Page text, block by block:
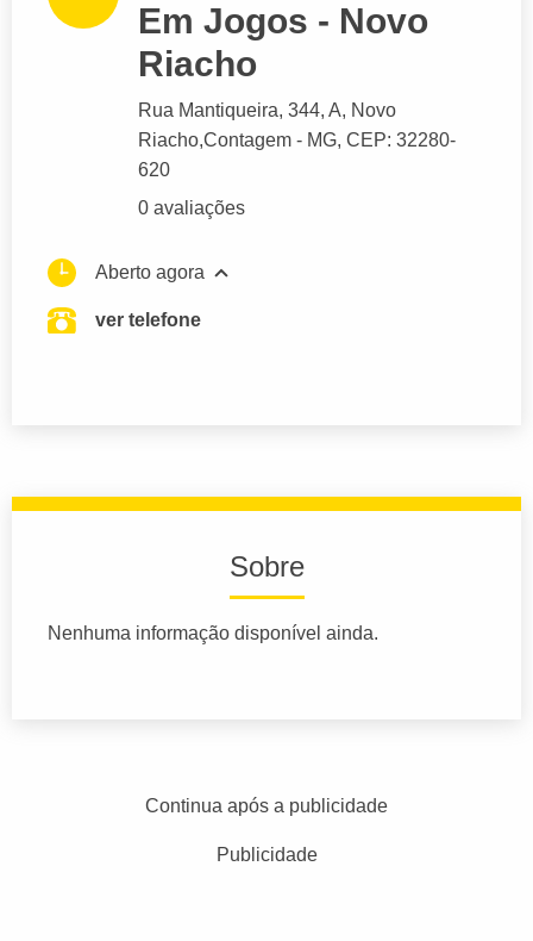
Em Jogos - Novo
Riacho
Rua Mantiqueira, 344, A, Novo
Riacho,Contagem - MG, CEP: 32280-
620
0 avaliações
Aberto agora
ver telefone
Sobre
Nenhuma informação disponível ainda.
Continua após a publicidade
Publicidade